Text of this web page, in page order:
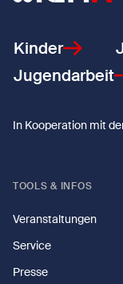
Kinder
Jugendarbeit
In Kooperation mit
TOOLS & INFOS
Veranstaltungen
Service
Presse